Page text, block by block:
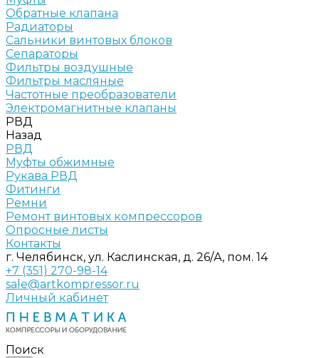
Обратные клапана
Радиаторы
Сальники винтовых блоков
Сепараторы
Фильтры воздушные
Фильтры масляные
Частотные преобразователи
Электромагнитные клапаны
РВД
Назад
РВД
Муфты обжимные
Рукава РВД
Фитинги
Ремни
Ремонт винтовых компрессоров
Опросные листы
Контакты
г. Челябинск, ул. Каслинская, д. 26/А, пом. 14
+7 (351) 270-98-14
sale@artkompressor.ru
Личный кабинет
Поиск